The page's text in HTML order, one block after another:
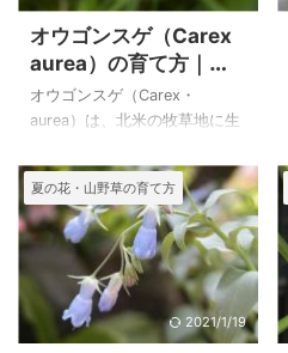
オウゴンスゲ（Carex
aurea）の育て方｜仲
間のミタケスゲとヒメ
スゲの特徴
オウゴンスゲ（Carex・
aurea）は、北米の牧草地に生
ッジという共通名で知られて
いるようです。 黄金いろの実
が花が終わった寄せ植えの彩
になってくれるので、多用し
ています。 海外からの種から
育てたので、日本ではあまり
流通していないようです。 下
に仲間のミタケスゲ（深岳
夏の花・山野草の育て方
2021/1/19